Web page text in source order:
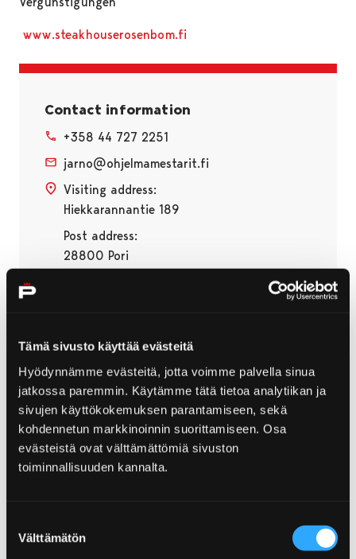
Tämä sivusto käyttää evästeitä
Hyödynnämme evästeitä, jotta voimme palvella sinua
jatkossa paremmin. Käytämme tätä tietoa analytiikan ja
sivujen käyttökokemuksen parantamiseen, sekä
kohdennetun markkinoinnin suorittamiseen. Osa
evästeistä ovat välttämättömiä sivuston
toiminnallisuuden kannalta.
valinta
Välttämätön
www.steakhouserosenbom.fi
Contact information
+358 44 727 2251
jarno@ohjelmamestarit.fi
Visiting address:
Hiekkarannantie 189
Post address:
28800 Pori
Skip embed